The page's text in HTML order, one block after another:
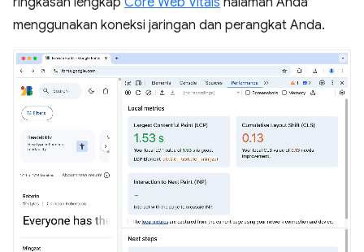
menggunakan koneksi jaringan dan perangkat Anda.